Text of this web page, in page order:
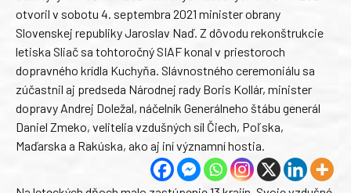
otvoril v sobotu 4. septembra 2021 minister obrany
Slovenskej republiky Jaroslav Naď. Z dôvodu rekonštrukcie
letiska Sliač sa tohtoročný SIAF konal v priestoroch
dopravného krídla Kuchyňa. Slávnostného ceremoniálu sa
zúčastnil aj predseda Národnej rady Boris Kollár, minister
dopravy Andrej Doležal, náčelník Generálneho štábu generál
Daniel Zmeko, velitelia vzdušných síl Čiech, Poľska,
Maďarska a Rakúska, ako aj iní významní hostia.